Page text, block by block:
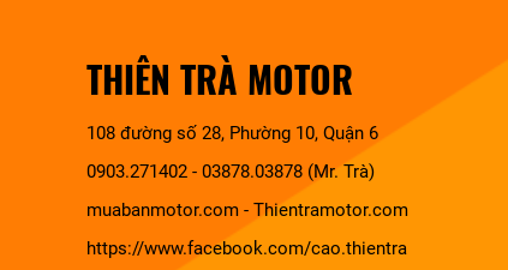
THIÊN TRÀ MOTOR
108 đường số 28, Phường 10, Quận 6
0903.271402 - 03878.03878 (Mr. Trà)
muabanmotor.com - Thientramotor.com
https://www.facebook.com/cao.thientra